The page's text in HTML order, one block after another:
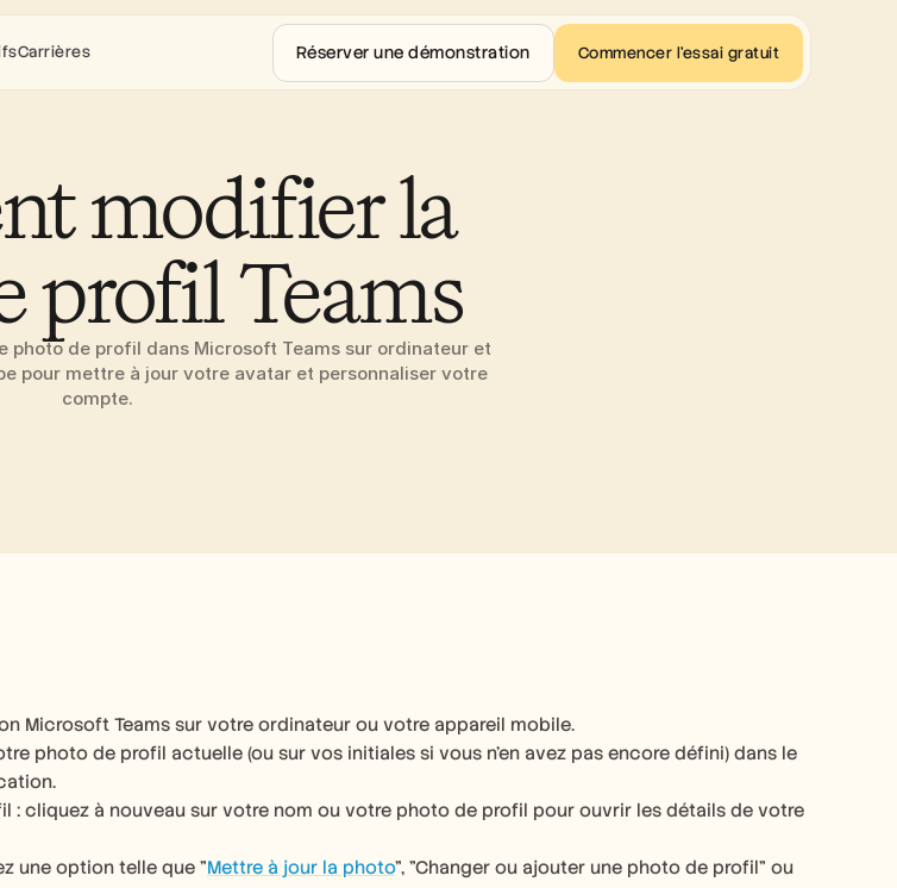
modifier la
profil Teams
photo de profil dans Microsoft Teams sur ordinateur et
pour mettre à jour votre avatar et personnaliser votre
compte.
Microsoft Teams sur votre ordinateur ou votre appareil mobile.
photo de profil actuelle (ou sur vos initiales si vous n'en avez pas encore défini) dans le
: cliquez à nouveau sur votre nom ou votre photo de profil pour ouvrir les détails de votre
une option telle que "Mettre à jour la photo", "Changer ou ajouter une photo de profil" ou
Carrières Réserver une démonstration Commencer l'essai gratuit